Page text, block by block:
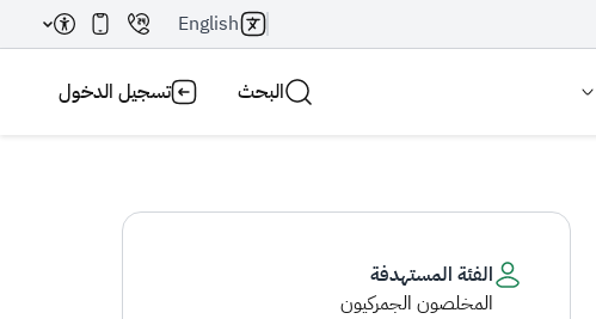
English
البحث تسجيل الدخول
الفئة المستهدفة
المخلصون الجمركيون